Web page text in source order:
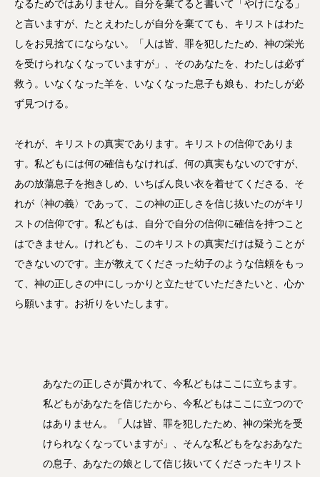
なるためではありません。自分を棄てると書いて「やけになる」
と言いますが、たとえわたしが自分を棄てても、キリストはわた
しをお見捨てにならない。「人は皆、罪を犯したため、神の栄光
を受けられなくなっていますが」、そのあなたを、わたしは必ず
救う。いなくなった羊を、いなくなった息子も娘も、わたしが必
ず見つける。
それが、キリストの真実であります。キリストの信仰でありま
す。私どもには何の確信もなければ、何の真実もないのですが、
あの放蕩息子を抱きしめ、いちばん良い衣を着せてくださる、そ
れが〈神の義〉であって、この神の正しさを信じ抜いたのがキリ
ストの信仰です。私どもは、自分で自分の信仰に確信を持つこと
はできません。けれども、このキリストの真実だけは疑うことが
できないのです。主が教えてくださった幼子のような信頼をもっ
て、神の正しさの中にしっかりと立たせていただきたいと、心か
ら願います。お祈りをいたします。
あなたの正しさが貫かれて、今私どもはここに立ちます。
私どもがあなたを信じたから、今私どもはここに立つので
はありません。「人は皆、罪を犯したため、神の栄光を受
けられなくなっていますが」、そんな私どもをなおあなた
の息子、あなたの娘として信じ抜いてくださったキリスト